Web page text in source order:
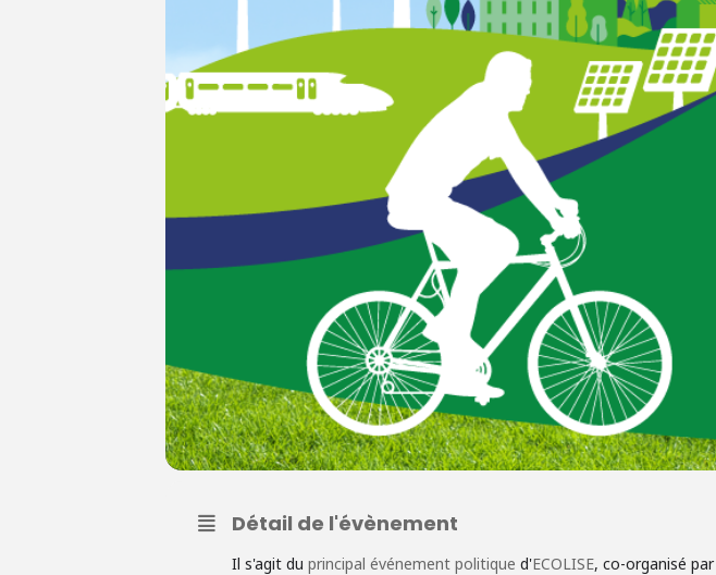
Détail de l'évènement
Il s'agit du principal événement politique d'ECOLISE, co-organisé par